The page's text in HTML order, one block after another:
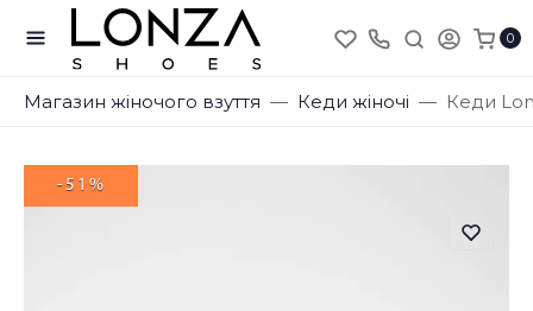
0
Магазин жіночого взуття Кеди жіночі Кеди
-51%